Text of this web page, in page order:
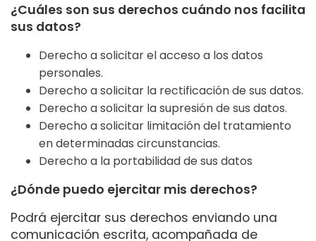
¿Cuáles son sus derechos cuándo nos facilita
sus datos?
Derecho a solicitar el acceso a los datos
personales.
Derecho a solicitar la rectificación de sus datos.
Derecho a solicitar la supresión de sus datos.
Derecho a solicitar limitación del tratamiento
en determinadas circunstancias.
Derecho a la portabilidad de sus datos
¿Dónde puedo ejercitar mis derechos?
Podrá ejercitar sus derechos enviando una
comunicación escrita, acompañada de